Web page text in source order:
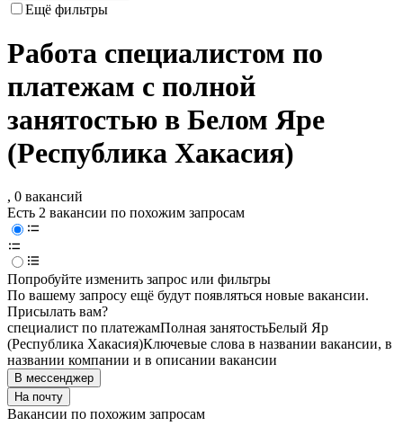
Ещё фильтры
Работа специалистом по
платежам с полной
занятостью в Белом Яре
(Республика Хакасия)
, 0 вакансий
Есть 2 вакансии по похожим запросам
Попробуйте изменить запрос или фильтры
По вашему запросу ещё будут появляться новые вакансии.
Присылать вам?
специалист по платежамПолная занятостьБелый Яр
(Республика Хакасия)Ключевые слова в названии вакансии, в
названии компании и в описании вакансии
В мессенджер
На почту
Вакансии по похожим запросам